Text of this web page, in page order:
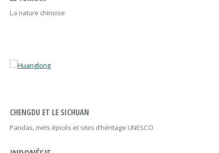
La nature chinoise
CHENGDU ET LE SICHUAN
Pandas, mets épicés et sites d’héritage UNESCO